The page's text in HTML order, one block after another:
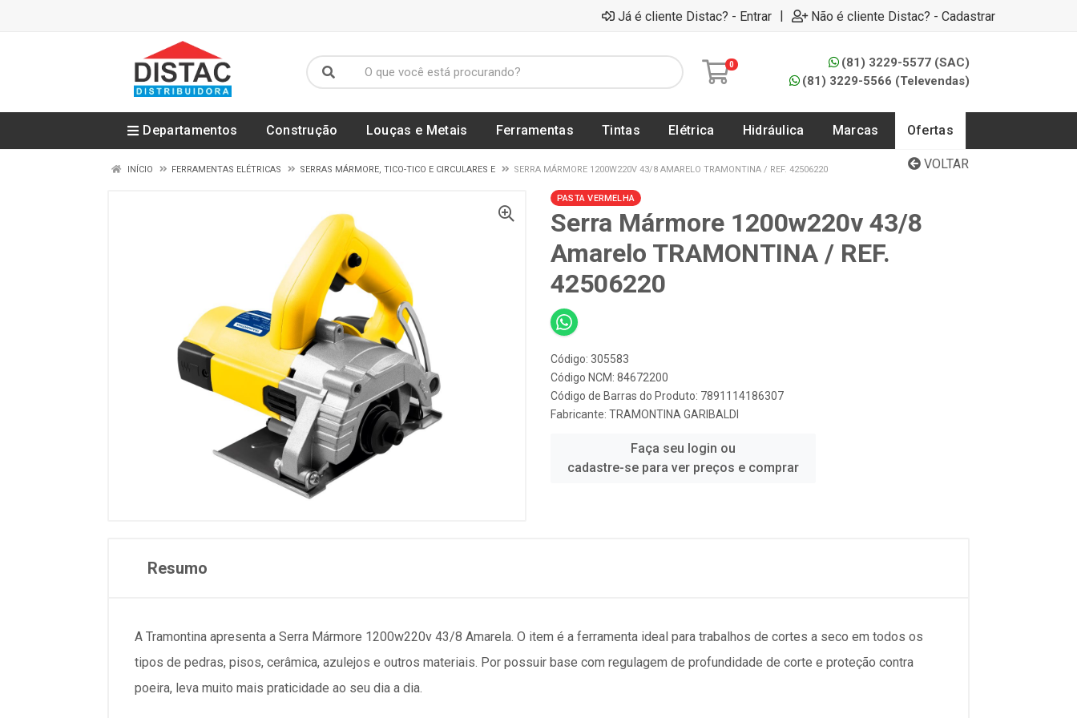
Já é cliente Distac? - Entrar | Não é cliente Distac? - Cadastrar
0
(81) 3229-5577 (SAC)
(81) 3229-5566 (Televendas)
Departamentos Construção Louças e Metais Ferramentas Tintas Elétrica Hidráulica Marcas Ofertas
VOLTAR
INÍCIO FERRAMENTAS ELÉTRICAS SERRAS MÁRMORE, TICO-TICO E CIRCULARES E SERRA MÁRMORE 1200W220V 43/8 AMARELO TRAMONTINA / REF. 42506220
PASTA VERMELHA
Serra Mármore 1200w220v 43/8
Amarelo TRAMONTINA / REF.
42506220
Código: 305583
Código NCM: 84672200
Código de Barras do Produto: 7891114186307
Fabricante: TRAMONTINA GARIBALDI
Faça seu login ou
cadastre-se para ver preços e comprar
Resumo
A Tramontina apresenta a Serra Mármore 1200w220v 43/8 Amarela. O item é a ferramenta ideal para trabalhos de cortes a seco em todos os
tipos de pedras, pisos, cerâmica, azulejos e outros materiais. Por possuir base com regulagem de profundidade de corte e proteção contra
poeira, leva muito mais praticidade ao seu dia a dia.